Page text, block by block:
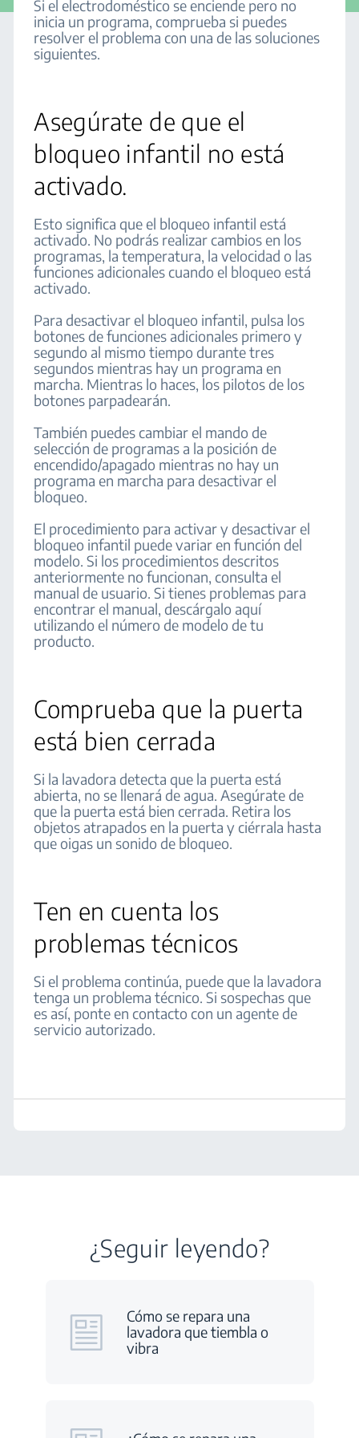
Si el electrodoméstico se enciende pero no
inicia un programa, comprueba si puedes
resolver el problema con una de las soluciones
siguientes.
Asegúrate de que el
bloqueo infantil no está
activado.
Esto significa que el bloqueo infantil está
activado. No podrás realizar cambios en los
programas, la temperatura, la velocidad o las
funciones adicionales cuando el bloqueo está
activado.
Para desactivar el bloqueo infantil, pulsa los
botones de funciones adicionales primero y
segundo al mismo tiempo durante tres
segundos mientras hay un programa en
marcha. Mientras lo haces, los pilotos de los
botones parpadearán.
También puedes cambiar el mando de
selección de programas a la posición de
encendido/apagado mientras no hay un
programa en marcha para desactivar el
bloqueo.
El procedimiento para activar y desactivar el
bloqueo infantil puede variar en función del
modelo. Si los procedimientos descritos
anteriormente no funcionan, consulta el
manual de usuario. Si tienes problemas para
encontrar el manual, descárgalo aquí
utilizando el número de modelo de tu
producto.
Comprueba que la puerta
está bien cerrada
Si la lavadora detecta que la puerta está
abierta, no se llenará de agua. Asegúrate de
que la puerta está bien cerrada. Retira los
objetos atrapados en la puerta y ciérrala hasta
que oigas un sonido de bloqueo.
Ten en cuenta los
problemas técnicos
Si el problema continúa, puede que la lavadora
tenga un problema técnico. Si sospechas que
es así, ponte en contacto con un agente de
servicio autorizado.
¿Seguir leyendo?
Cómo se repara una
lavadora que tiembla o
vibra